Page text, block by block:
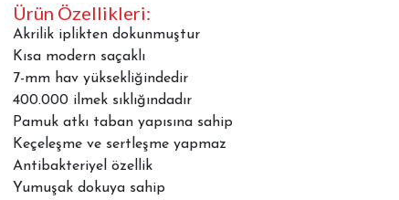
Summer
032A
adet
Ürün Özellikleri:
Akrilik iplikten dokunmuştur
Kısa modern saçaklı
7-mm hav yüksekliğindedir
400.000 ilmek sıklığındadır
Pamuk atkı taban yapısına sahip
Keçeleşme ve sertleşme yapmaz
Antibakteriyel özellik
Yumuşak dokuya sahip